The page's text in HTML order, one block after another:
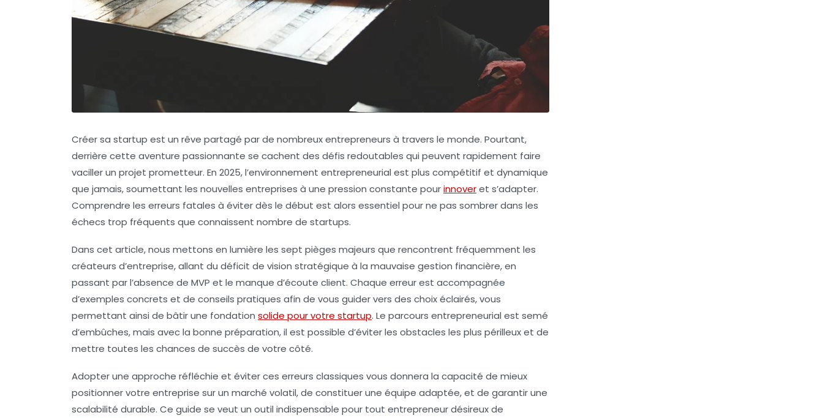
Créer sa startup est un rêve partagé par de nombreux entrepreneurs à travers le monde. Pourtant,
derrière cette aventure passionnante se cachent des défis redoutables qui peuvent rapidement faire
vaciller un projet prometteur. En 2025, l’environnement entrepreneurial est plus compétitif et dynamique
que jamais, soumettant les nouvelles entreprises à une pression constante pourinnoveret s’adapter.
Comprendre les erreurs fatales à éviter dès le début est alors essentiel pour ne pas sombrer dans les
échecs trop fréquents que connaissent nombre de startups.
Dans cet article, nous mettons en lumière les sept pièges majeurs que rencontrent fréquemment les
créateurs d’entreprise, allant du déficit de vision stratégique à la mauvaise gestion financière, en
passant par l’absence de MVP et le manque d’écoute client. Chaque erreur est accompagnée
d’exemples concrets et de conseils pratiques afin de vous guider vers des choix éclairés, vous
permettant ainsi de bâtir une fondation solide pour votre startup. Le parcours entrepreneurial est semé
d’embûches, mais avec la bonne préparation, il est possible d’éviter les obstacles les plus périlleux et de
mettre toutes les chances de succès de votre côté.
Adopter une approche réfléchie et éviter ces erreurs classiques vous donnera la capacité de mieux
positionner votre entreprise sur un marché volatil, de constituer une équipe adaptée, et de garantir une
scalabilité durable. Ce guide se veut un outil indispensable pour tout entrepreneur désireux de